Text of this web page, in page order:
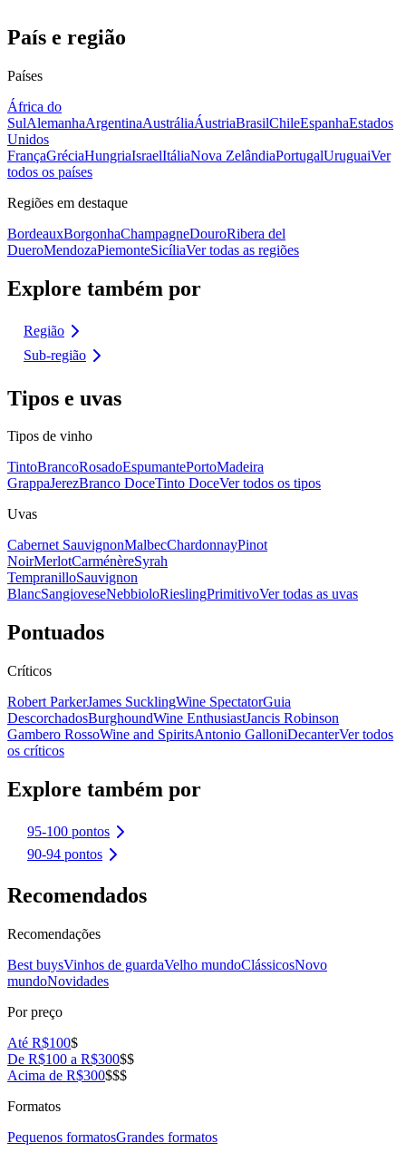
País e região
Países
África do
SulAlemanhaArgentinaAustráliaÁustriaBrasilChileEspanhaEstados
Unidos
FrançaGréciaHungriaIsraelItáliaNova ZelândiaPortugalUruguaiVer
todos os países
Regiões em destaque
BordeauxBorgonhaChampagneDouroRibera del
DueroMendozaPiemonteSicíliaVer todas as regiões
Explore também por
Região
Sub-região
Tipos e uvas
Tipos de vinho
TintoBrancoRosadoEspumantePortoMadeira
GrappaJerezBranco DoceTinto DoceVer todos os tipos
Uvas
Cabernet SauvignonMalbecChardonnayPinot
NoirMerlotCarménèreSyrah
TempranilloSauvignon
BlancSangioveseNebbioloRieslingPrimitivoVer todas as uvas
Pontuados
Críticos
Robert ParkerJames SucklingWine SpectatorGuia
DescorchadosBurghoundWine EnthusiastJancis Robinson
Gambero RossoWine and SpiritsAntonio GalloniDecanterVer todos
os críticos
Explore também por
95-100 pontos
90-94 pontos
Recomendados
Recomendações
Best buysVinhos de guardaVelho mundoClássicosNovo
mundoNovidades
Por preço
Até R$100$
De R$100 a R$300$$
Acima de R$300$$$
Formatos
Pequenos formatosGrandes formatos